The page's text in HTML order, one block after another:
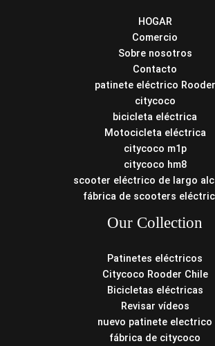
HOGAR
Comercio
Sobre nosotros
Contacto
patinete eléctrico Rooder
citycoco
bicicleta eléctrica
Motocicleta eléctrica
citycoco m1p
citycoco hm8
scooter eléctrico de largo
fábrica de scooters
Our Collection
Patinetes eléctricos
Citycoco Rooder Chile
Bicicletas eléctricas
Revisar vídeos
nuevo patinete electrico
fábrica de citycoco